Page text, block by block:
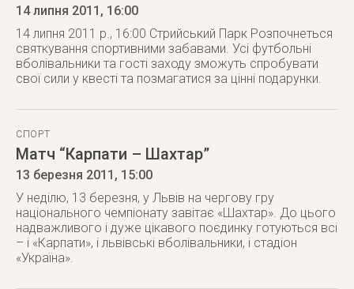
14 липня 2011 , 16:00
14 липня 2011 р., 16:00 Стрийський Парк Розпочнеться
святкування спортивними забавами. Усі футбольні
вболівальники та гості заходу зможуть спробувати
свої сили у квесті та позмагатися за цінні подарунки.
СПОРТ
Матч “Карпати – Шахтар”
13 березня 2011 , 15:00
У неділю, 13 березня, у Львів на чергову гру
національного чемпіонату завітає «Шахтар». До цього
надважливого і дуже цікавого поєдинку готуються всі
– і «Карпати», і львівські вболівальники, і стадіон
«Україна».